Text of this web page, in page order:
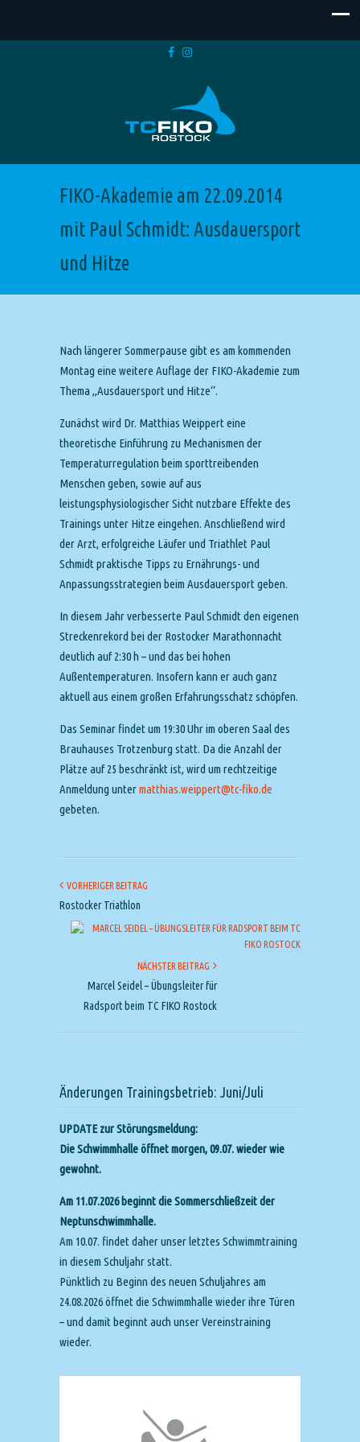
FIKO-Akademie am 22.09.2014
mit Paul Schmidt: Ausdauersport
und Hitze
Nach längerer Sommerpause gibt es am kommenden
Montag eine weitere Auflage der FIKO-Akademie zum
Thema „Ausdauersport und Hitze“.
Zunächst wird Dr. Matthias Weippert eine
theoretische Einführung zu Mechanismen der
Temperaturregulation beim sporttreibenden
Menschen geben, sowie auf aus
leistungsphysiologischer Sicht nutzbare Effekte des
Trainings unter Hitze eingehen. Anschließend wird
der Arzt, erfolgreiche Läufer und Triathlet Paul
Schmidt praktische Tipps zu Ernährungs- und
Anpassungsstrategien beim Ausdauersport geben.
In diesem Jahr verbesserte Paul Schmidt den eigenen
Streckenrekord bei der Rostocker Marathonnacht
deutlich auf 2:30 h – und das bei hohen
Außentemperaturen. Insofern kann er auch ganz
aktuell aus einem großen Erfahrungsschatz schöpfen.
Das Seminar findet um 19:30 Uhr im oberen Saal des
Brauhauses Trotzenburg statt. Da die Anzahl der
Plätze auf 25 beschränkt ist, wird um rechtzeitige
Anmeldung untermatthias.weippert@tc-fiko.de
gebeten.
VORHERIGER BEITRAG
Rostocker Triathlon
NÄCHSTER BEITRAG
Marcel Seidel – Übungsleiter für
Radsport beim TC FIKO Rostock
Änderungen Trainingsbetrieb: Juni/Juli
UPDATE zur Störungsmeldung:
Die Schwimmhalle öffnet morgen, 09.07. wieder wie
gewohnt.
Am 11.07.2026 beginnt die Sommerschließzeit der
Neptunschwimmhalle.
Am 10.07. findet daher unser letztes Schwimmtraining
in diesem Schuljahr statt.
Pünktlich zu Beginn des neuen Schuljahres am
24.08.2026 öffnet die Schwimmhalle wieder ihre Türen
– und damit beginnt auch unser Vereinstraining
wieder.